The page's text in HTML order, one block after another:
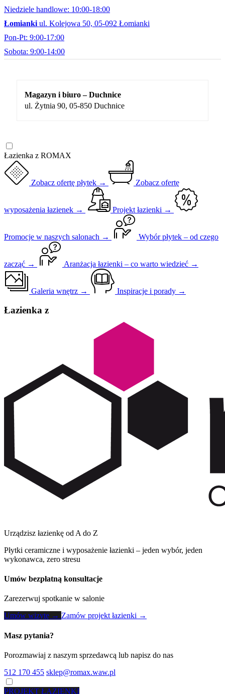
Niedziele handlowe: 10:00-18:00
Łomianki ul. Kolejowa 50, 05-092 Łomianki
Pon-Pt: 9:00-17:00
Sobota: 9:00-14:00
Magazyn i biuro – Duchnice
ul. Żytnia 90, 05-850 Duchnice
Łazienka z ROMAX
Zobacz ofertę płytek → Zobacz ofertę
wyposażenia łazienek → Projekt łazienki →
Promocje w naszych salonach → Wybór płytek – od czego
zacząć → Aranżacja łazienki – co warto wiedzieć →
Galeria wnętrz → Inspiracje i porady →
Łazienka z
Urządzisz łazienkę od A do Z
Płytki ceramiczne i wyposażenie łazienki – jeden wybór, jeden
wykonawca, zero stresu
Umów bezpłatną konsultacje
Zarezerwuj spotkanie w salonie
Umów wizytę → Zamów projekt łazienki →
Masz pytania?
Porozmawiaj z naszym sprzedawcą lub napisz do nas
512 170 455 sklep@romax.waw.pl
PROJEKT ŁAZIENKI